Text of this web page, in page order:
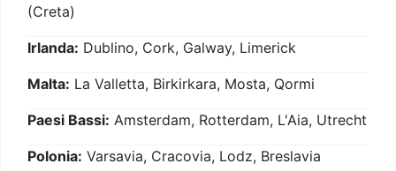
(Creta)
Irlanda: Dublino, Cork, Galway, Limerick
Malta: La Valletta, Birkirkara, Mosta, Qormi
Paesi Bassi: Amsterdam, Rotterdam, L'Aia, Utrecht
Polonia: Varsavia, Cracovia, Lodz, Breslavia